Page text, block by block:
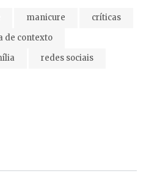
manicure
críticas
de contexto
redes sociais